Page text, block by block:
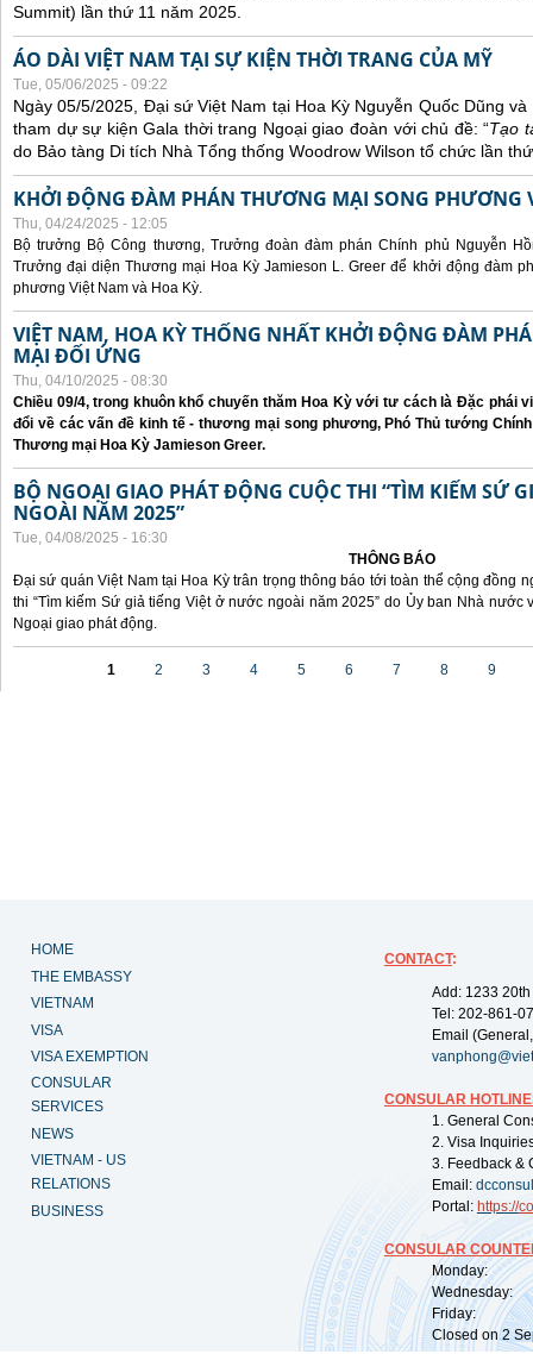
Summit) lần thứ 11 năm 2025.
ÁO DÀI VIỆT NAM TẠI SỰ KIỆN THỜI TRANG CỦA MỸ
Tue, 05/06/2025 - 09:22
Ngày 05/5/2025, Đại sứ Việt Nam tại Hoa Kỳ Nguyễn Quốc Dũng
tham dự sự kiện Gala thời trang Ngoại giao đoàn với chủ đề: “Tạo
do Bảo tàng Di tích Nhà Tổng thống Woodrow Wilson tổ chức lần
KHỞI ĐỘNG ĐÀM PHÁN THƯƠNG MẠI SONG PHƯƠNG
Thu, 04/24/2025 - 12:05
Bộ trưởng Bộ Công thương, Trưởng đoàn đàm phán Chính phủ Nguyễn
Trưởng đại diện Thương mại Hoa Kỳ Jamieson L. Greer để khởi động đàm
phương Việt Nam và Hoa Kỳ.
VIỆT NAM, HOA KỲ THỐNG NHẤT KHỞI ĐỘNG ĐÀM
MẠI ĐỐI ỨNG
Thu, 04/10/2025 - 08:30
Chiều 09/4, trong khuôn khổ chuyến thăm Hoa Kỳ với tư cách là Đặc phái
đổi về các vấn đề kinh tế - thương mại song phương, Phó Thủ tướng
Thương mại Hoa Kỳ Jamieson Greer.
BỘ NGOẠI GIAO PHÁT ĐỘNG CUỘC THI “TÌM KIẾM SỨ
NGOÀI NĂM 2025”
Tue, 04/08/2025 - 16:30
THÔNG BÁO
Đại sứ quán Việt Nam tại Hoa Kỳ trân trọng thông báo tới toàn thể cộng đồng
thi “Tìm kiếm Sứ giả tiếng Việt ở nước ngoài năm 2025” do Ủy ban Nhà
Ngoại giao phát động.
1 2 3 4 5 6 7 8 9
HOME
THE EMBASSY
VIETNAM
VISA
VISA EXEMPTION
CONSULAR
SERVICES
NEWS
VIETNAM - US
RELATIONS
BUSINESS
CONTACT:
Add: 1233
Tel: 202-861-
Email
CONSULAR
1. General
2. Visa
3. Feedback &
Email:
Portal: https://
CONSULAR
Monday:
Wednesday:
Friday:
Closed on 2